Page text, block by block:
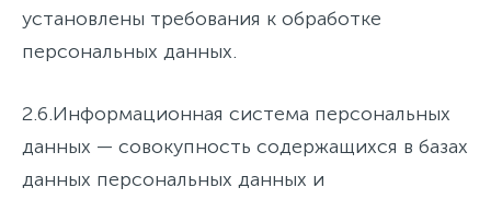
установлены требования к обработке
персональных данных.
2.6.Информационная система персональных
данных — совокупность содержащихся в базах
данных персональных данных и